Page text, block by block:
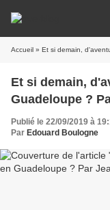
Accueil » Et si demain,
Et si demain,
Guadeloupe ?
Publié le 22/09/2019 à
Par Edouard Boulogne